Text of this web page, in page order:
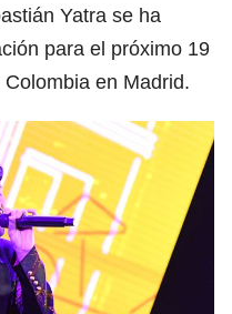
Yatra se ha
para el próximo 19
en Madrid.